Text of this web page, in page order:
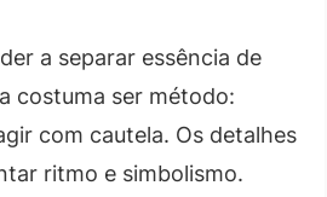
a separar essência de
costuma ser método:
com cautela. Os detalhes
ritmo e simbolismo.